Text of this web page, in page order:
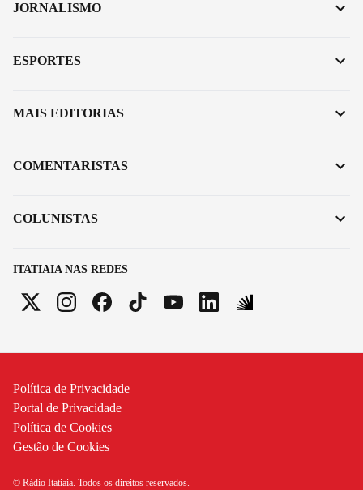
ITATIAIA NAS REDES
JORNALISMO
ESPORTES
MAIS EDITORIAS
COMENTARISTAS
COLUNISTAS
Política de Privacidade
Portal de Privacidade
Política de Cookies
Gestão de Cookies
© Rádio Itatiaia. Todos os direitos reservados.